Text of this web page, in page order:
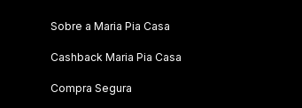
Sobre a Maria Pia Casa
Cashback Maria Pia Casa
Compra Segura